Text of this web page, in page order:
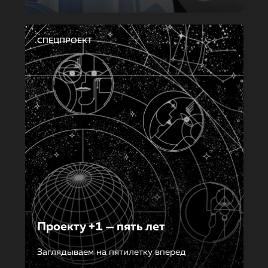
СПЕЦПРОЕКТ
Проекту +1 — пять лет
Заглядываем на пятилетку вперед